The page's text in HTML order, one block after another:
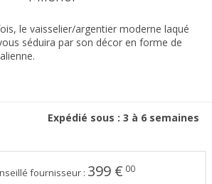
le vaisselier/argentier moderne laqué
séduira par son décor en forme de
Expédié sous : 3 à 6 semaines
fournisseur : 399 € 00